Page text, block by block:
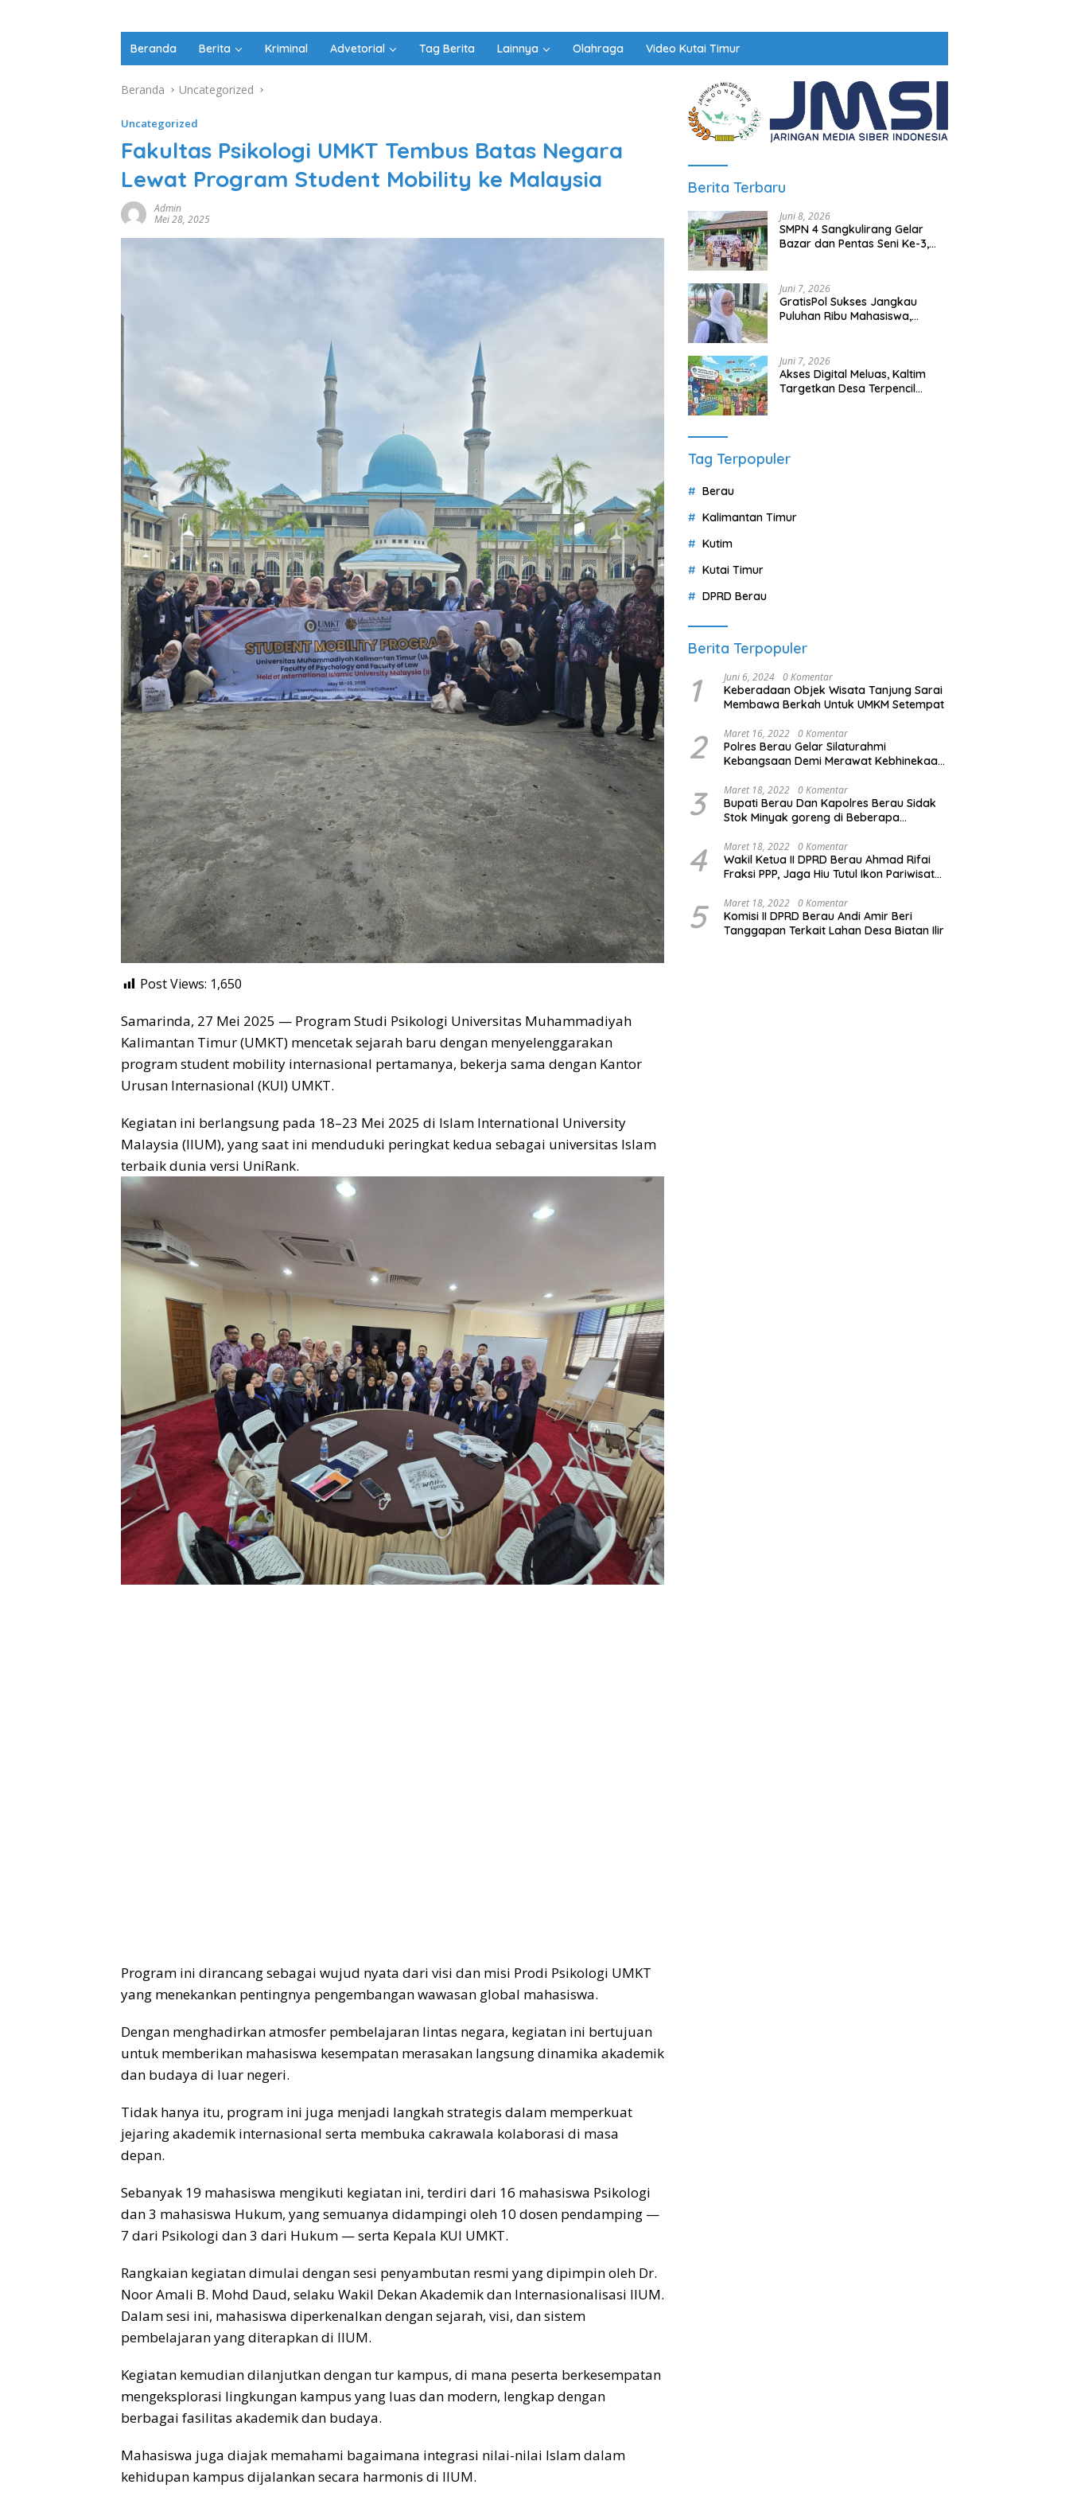
Beranda Berita Kriminal Advetorial Tag Berita Lainnya Olahraga Video Kutai Timur
Beranda Uncategorized
Uncategorized
Fakultas Psikologi UMKT Tembus Batas Negara
Lewat Program Student Mobility ke Malaysia
Admin
Mei 28, 2025
Post Views: 1,650
Samarinda, 27 Mei 2025 — Program Studi Psikologi Universitas Muhammadiyah
Kalimantan Timur (UMKT) mencetak sejarah baru dengan menyelenggarakan
program student mobility internasional pertamanya, bekerja sama dengan Kantor
Urusan Internasional (KUI) UMKT.
Kegiatan ini berlangsung pada 18–23 Mei 2025 di Islam International University
Malaysia (IIUM), yang saat ini menduduki peringkat kedua sebagai universitas Islam
terbaik dunia versi UniRank.
Program ini dirancang sebagai wujud nyata dari visi dan misi Prodi Psikologi UMKT
yang menekankan pentingnya pengembangan wawasan global mahasiswa.
Dengan menghadirkan atmosfer pembelajaran lintas negara, kegiatan ini bertujuan
untuk memberikan mahasiswa kesempatan merasakan langsung dinamika akademik
dan budaya di luar negeri.
Tidak hanya itu, program ini juga menjadi langkah strategis dalam memperkuat
jejaring akademik internasional serta membuka cakrawala kolaborasi di masa
depan.
Sebanyak 19 mahasiswa mengikuti kegiatan ini, terdiri dari 16 mahasiswa Psikologi
dan 3 mahasiswa Hukum, yang semuanya didampingi oleh 10 dosen pendamping —
7 dari Psikologi dan 3 dari Hukum — serta Kepala KUI UMKT.
Rangkaian kegiatan dimulai dengan sesi penyambutan resmi yang dipimpin oleh Dr.
Noor Amali B. Mohd Daud, selaku Wakil Dekan Akademik dan Internasionalisasi IIUM.
Dalam sesi ini, mahasiswa diperkenalkan dengan sejarah, visi, dan sistem
pembelajaran yang diterapkan di IIUM.
Kegiatan kemudian dilanjutkan dengan tur kampus, di mana peserta berkesempatan
mengeksplorasi lingkungan kampus yang luas dan modern, lengkap dengan
berbagai fasilitas akademik dan budaya.
Mahasiswa juga diajak memahami bagaimana integrasi nilai-nilai Islam dalam
kehidupan kampus dijalankan secara harmonis di IIUM.
Berita Terbaru
Juni 8, 2026
SMPN 4 Sangkulirang Gelar
Bazar dan Pentas Seni Ke-3,
Juni 7, 2026
GratisPol Sukses Jangkau
Puluhan Ribu Mahasiswa,
Juni 7, 2026
Akses Digital Meluas, Kaltim
Targetkan Desa Terpencil
Tag Terpopuler
Berau
Kalimantan Timur
Kutim
Kutai Timur
DPRD Berau
Berita Terpopuler
1 Juni 6, 2024 0 Komentar
Keberadaan Objek Wisata Tanjung Sarai
Membawa Berkah Untuk UMKM Setempat
2 Maret 16, 2022 0 Komentar
Polres Berau Gelar Silaturahmi
Kebangsaan Demi Merawat Kebhinekaan
3 Maret 18, 2022 0 Komentar
Bupati Berau Dan Kapolres Berau Sidak
Stok Minyak goreng di Beberapa
4 Maret 18, 2022 0 Komentar
Wakil Ketua II DPRD Berau Ahmad Rifai
Fraksi PPP, Jaga Hiu Tutul Ikon Pariwisata
5 Maret 18, 2022 0 Komentar
Komisi II DPRD Berau Andi Amir Beri
Tanggapan Terkait Lahan Desa Biatan Ilir